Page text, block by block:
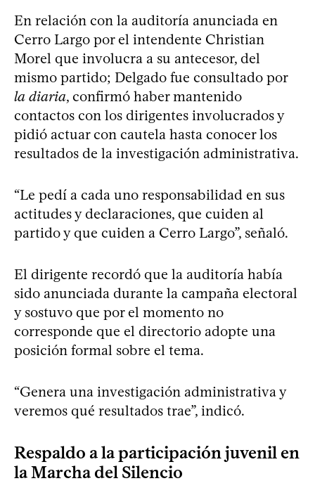
En relación con la auditoría anunciada en
Cerro Largo por el intendente Christian
Morel que involucra a su antecesor, del
mismo partido; Delgado fue consultado por
la diaria, confirmó haber mantenido
contactos con los dirigentes involucrados y
pidió actuar con cautela hasta conocer los
resultados de la investigación administrativa.
“Le pedí a cada uno responsabilidad en sus
actitudes y declaraciones, que cuiden al
partido y que cuiden a Cerro Largo”, señaló.
El dirigente recordó que la auditoría había
sido anunciada durante la campaña electoral
y sostuvo que por el momento no
corresponde que el directorio adopte una
posición formal sobre el tema.
“Genera una investigación administrativa y
veremos qué resultados trae”, indicó.
Respaldo a la participación juvenil en
la Marcha del Silencio